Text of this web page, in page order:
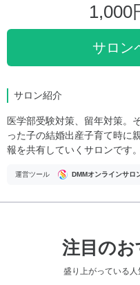
1,000
サロン
サロン紹介
医学部受験対策、留年対策。
った子の結婚出産子育て時に
報を共有していくサロンです
運営ツール DMMオンラインサロ
注目の
盛り上がっている人